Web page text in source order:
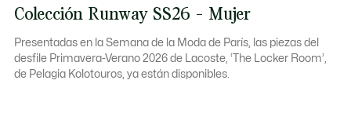
Colección Runway SS26 - Mujer
Presentadas en la Semana de la Moda de París, las piezas del
desfile Primavera-Verano 2026 de Lacoste, ‘The Locker Room’,
de Pelagia Kolotouros, ya están disponibles.